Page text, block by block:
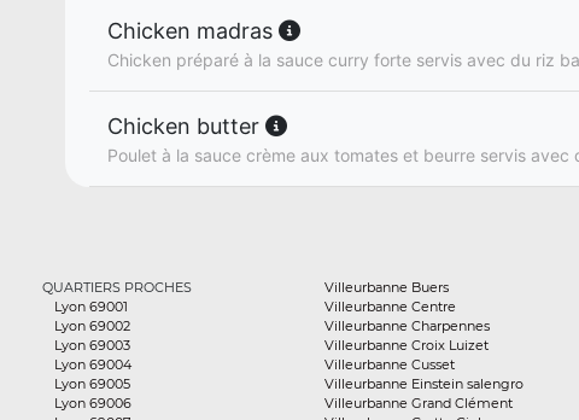
Chicken madras
Chicken préparé à la sauce curry forte servis avec du riz
Chicken butter
Poulet à la sauce crème aux tomates et beurre servis avec
QUARTIERS PROCHES
Lyon 69001
Lyon 69002
Lyon 69003
Lyon 69004
Lyon 69005
Lyon 69006
Villeurbanne Buers
Villeurbanne Centre
Villeurbanne Charpennes
Villeurbanne Croix Luizet
Villeurbanne Cusset
Villeurbanne Einstein salengro
Villeurbanne Grand Clément